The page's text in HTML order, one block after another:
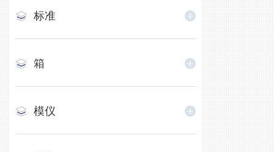
标准
箱
模仪